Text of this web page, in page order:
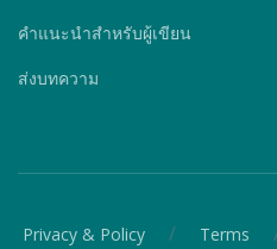
คำแนะนำสำหรับผู้เขียน
ส่งบทความ
Privacy & Policy / Terms